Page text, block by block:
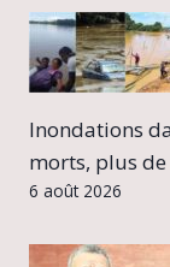
Inondations
morts, plus
6 août 2026